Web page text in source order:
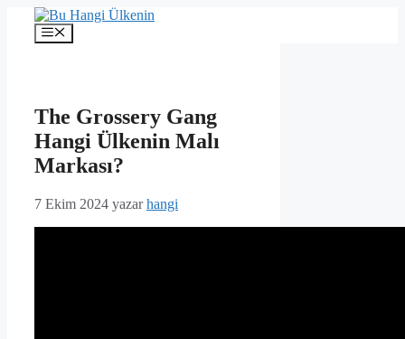
İçeriğe
Menü
The Grossery Gang
Hangi Ülkenin Malı
Markası?
7 Ekim 2024 yazarhangi